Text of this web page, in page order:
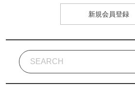
新規会員登録